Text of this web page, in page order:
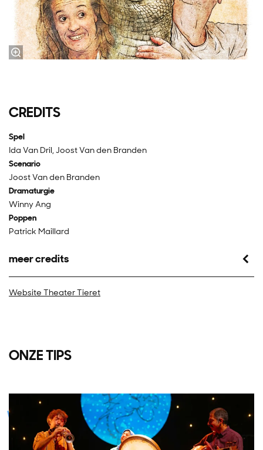
CREDITS
Spel
Ida Van Dril, Joost Van den Branden
Scenario
Joost Van den Branden
Dramaturgie
Winny Ang
Poppen
Patrick Maillard
meer credits
Website Theater Tieret
ONZE TIPS